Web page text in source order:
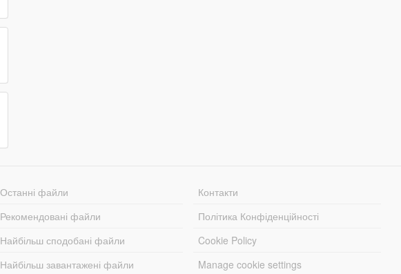
Останні файли
Рекомендовані файли
Найбільш сподобані файли
Найбільш завантажені файли
Контакти
Політика Конфіденційності
Cookie Policy
Manage cookie settings